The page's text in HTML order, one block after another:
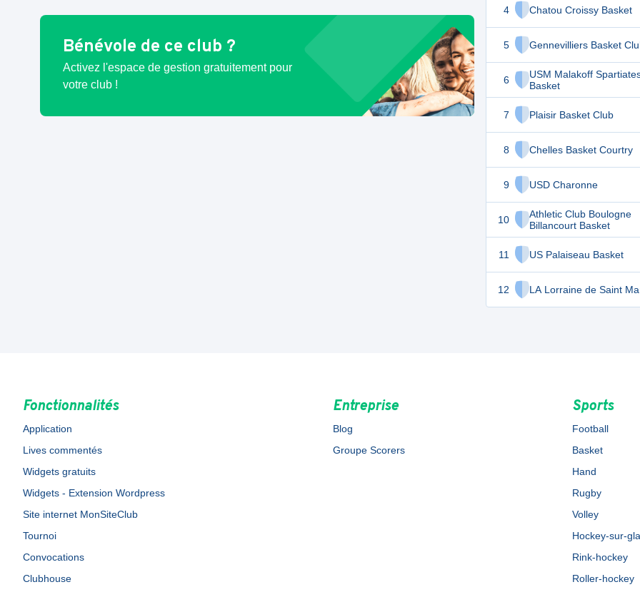
Bénévole de ce club ?
Activez l'espace de gestion gratuitement pour
votre club !
4 Chatou Croissy Basket
5 Gennevilliers Basket
6
USM Malakoff
Basket
7 Plaisir Basket Club
8 Chelles Basket Courtry
9 USD Charonne
10
Athletic Club Boulogne
Billancourt Basket
11 US Palaiseau Basket
12 LA Lorraine de Saint
Fonctionnalités
Application
Lives commentés
Widgets gratuits
Widgets - Extension Wordpress
Site internet MonSiteClub
Tournoi
Convocations
Clubhouse
Entreprise
Blog
Groupe Scorers
Sports
Football
Basket
Hand
Rugby
Volley
Hockey-sur-
Rink-hockey
Roller-hockey